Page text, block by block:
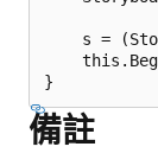
s =
備註